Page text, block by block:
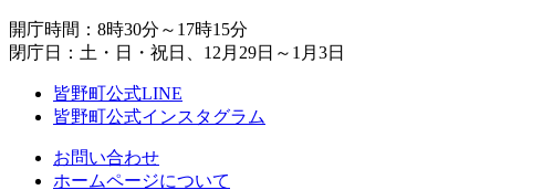
開庁時間：8時30分～17時15分
閉庁日：土・日・祝日、12月29日～1月3日
皆野町公式LINE
皆野町公式インスタグラム
お問い合わせ
ホームページについて